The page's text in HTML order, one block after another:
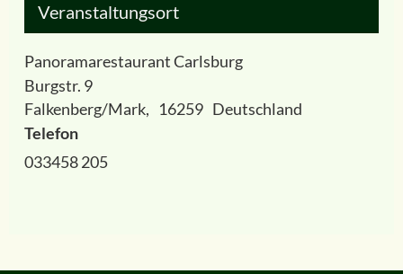
Veranstaltungsort
Panoramarestaurant Carlsburg
Burgstr. 9
Falkenberg/Mark, 16259 Deutschland
Telefon
033458 205